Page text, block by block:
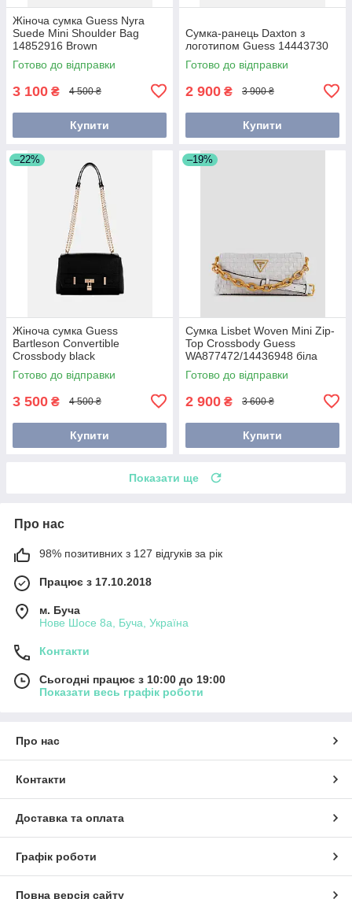
Жіноча сумка Guess Nyra
Suede Mini Shoulder Bag
14852916 Brown
Готово до відправки
3 100 ₴ 4 500 ₴
Купити
Сумка-ранець Daxton з
логотипом Guess 14443730
Готово до відправки
2 900 ₴ 3 900 ₴
Купити
–22%
Жіноча сумка Guess
Bartleson Convertible
Crossbody black
14651735/EG938821
Готово до відправки
3 500 ₴ 4 500 ₴
Купити
–19%
Сумка Lisbet Woven Mini Zip-
Top Crossbody Guess
WA877472/14436948 біла
Готово до відправки
2 900 ₴ 3 600 ₴
Купити
Показати ще
Про нас
98% позитивних з 127 відгуків за рік
Працює з 17.10.2018
м. Буча
Нове Шосе 8а, Буча, Україна
Контакти
Сьогодні працює з 10:00 до 19:00
Показати весь графік роботи
Про нас
Контакти
Доставка та оплата
Графік роботи
Повна версія сайту